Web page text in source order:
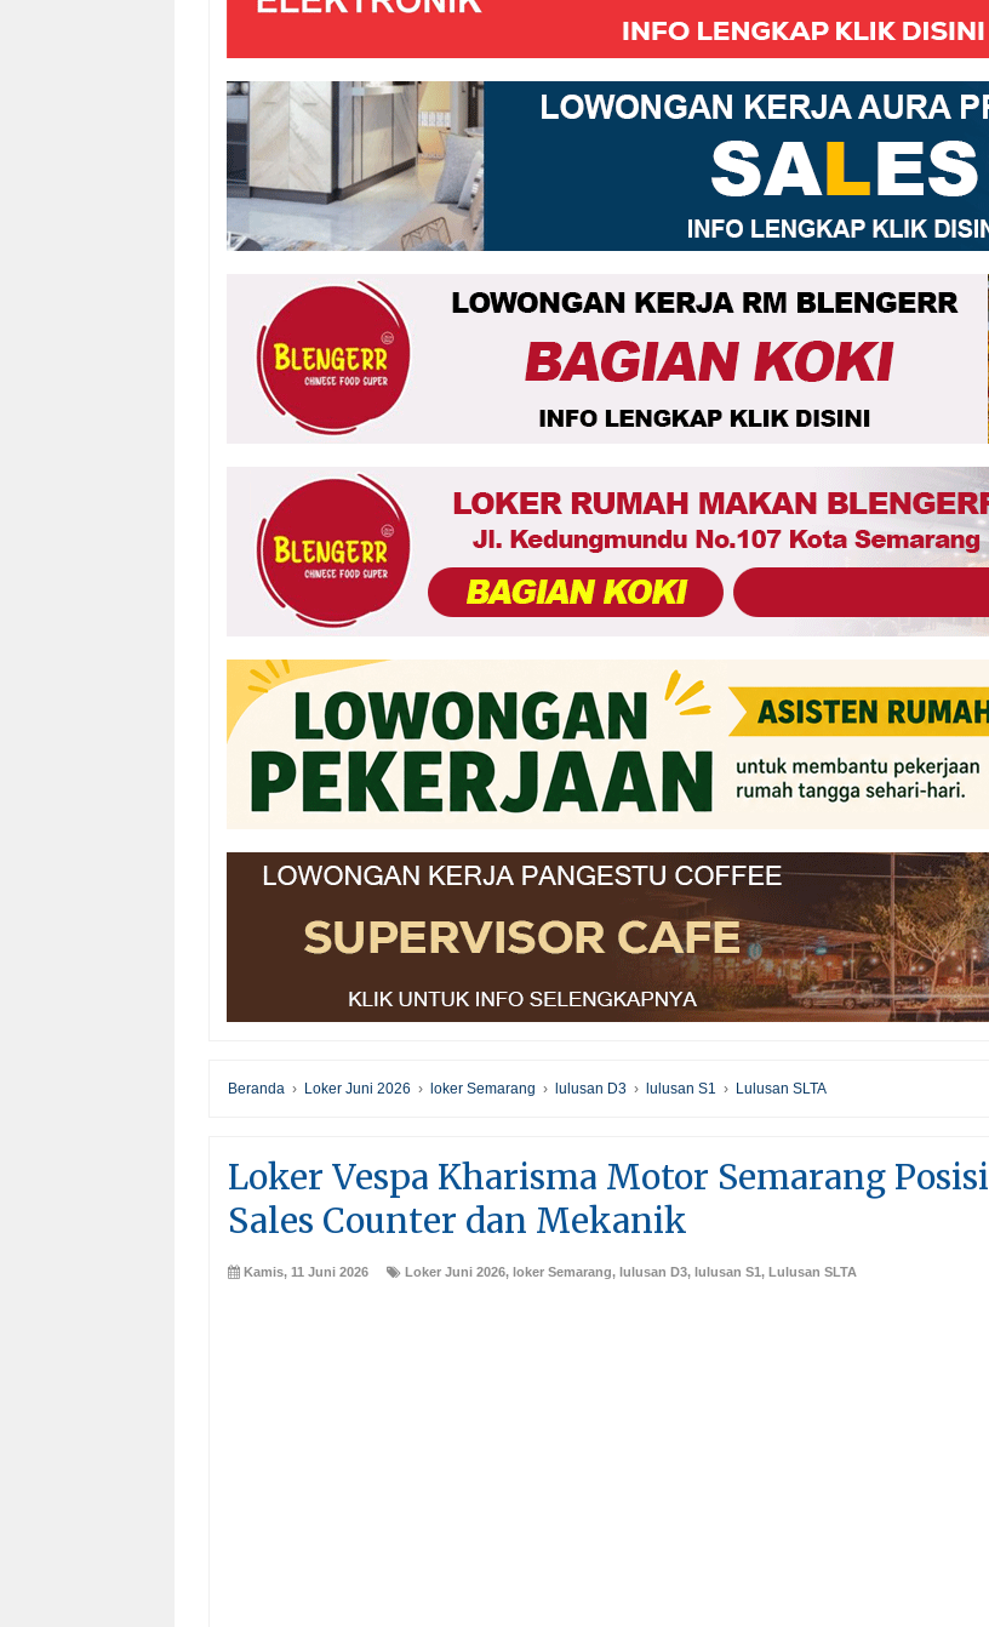
Beranda › Loker Juni 2026 › loker Semarang › lulusan D3 › lulusan S1 › Lulusan SLTA
Loker Vespa Kharisma Motor Semarang Posisi
Sales Counter dan Mekanik
Kamis, 11 Juni 2026 Loker Juni 2026, loker Semarang, lulusan D3, lulusan S1, Lulusan SLTA